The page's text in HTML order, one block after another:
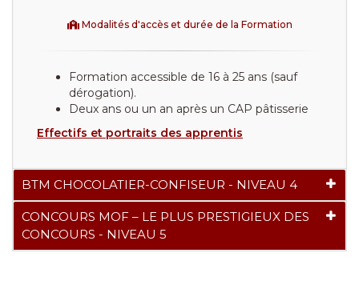
Modalités d'accès et durée de la Formation
Formation accessible de 16 à 25 ans (sauf
dérogation).
Deux ans ou un an après un CAP pâtisserie
Effectifs et portraits des apprentis
BTM CHOCOLATIER-CONFISEUR - NIVEAU 4
CONCOURS MOF – LE PLUS PRESTIGIEUX DES
CONCOURS - NIVEAU 5